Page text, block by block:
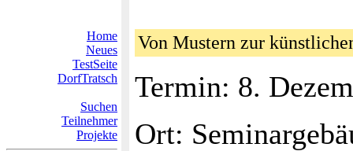
Home
Neues
TestSeite
DorfTratsch
Suchen
Teilnehmer
Projekte
Von Mustern zur
Termin: 8.
Ort: